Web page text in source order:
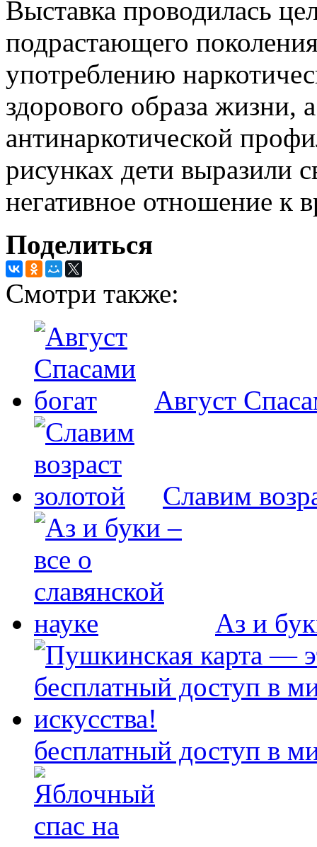
Выставка проводилась
подрастающего
употреблению
здорового образа жизни,
антинаркотической
рисунках дети выразили
негативное отношение к
Поделиться
Смотри также:
Август
Славим
Аз и
бесплатный доступ в